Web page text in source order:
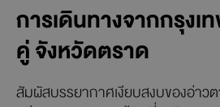
การเดินทางจากกรุง
คู่ จังหวัดตราด
สัมผัสบรรยากาศเงียบสงบของอ่าว